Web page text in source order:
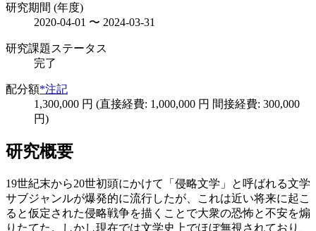
研究期間 (年度)
2020-04-01 〜 2024-03-31
研究課題ステータス
完了
配分額*注記
1,300,000 円 (直接経費: 1,000,000 円 間接経費: 300,000
円)
研究概要
19世紀末から20世初頭にかけて「侵略文学」と呼ばれる文学
サブジャンルが爆発的に流行したが、これは近い将来に起こ
ると仮定された侵略戦争を描くことで大衆の恐怖と不安を煽
りたてた。しかし現在では文学史上でほぼ無視されており、